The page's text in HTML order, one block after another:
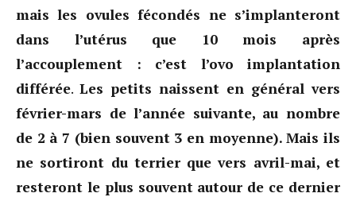
mais les ovules fécondés ne s’implanteront
dans l’utérus que 10 mois après
l’accouplement : c’est l’ovo implantation
différée. Les petits naissent en général vers
février-mars de l’année suivante, au nombre
de 2 à 7 (bien souvent 3 en moyenne). Mais ils
ne sortiront du terrier que vers avril-mai, et
resteront le plus souvent autour de ce dernier